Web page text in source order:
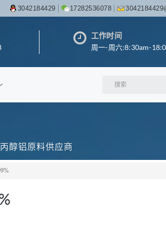
3042184429 17282536078
工作时间
周一-周六:8:30am-
醇铝原料供应商